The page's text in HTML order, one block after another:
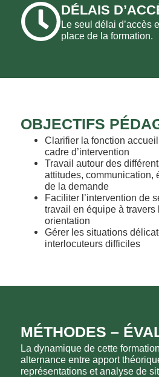
DÉLAIS
Le seul délai d’accès
place de la formation.
OBJECTIFS
Clarifier la fonction
cadre d’intervention
Travail autour des
attitudes, communication,
de la demande
Faciliter l’intervention de
travail en équipe à travers
orientation
Gérer les situations
interlocuteurs difficiles
MÉTHODES –
La dynamique de cette
alternance entre apport
représentations et analyse de